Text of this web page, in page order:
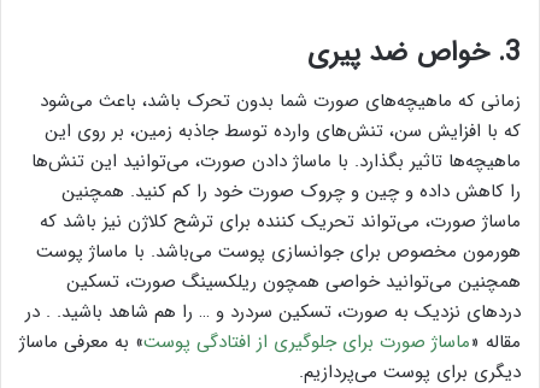
3. خواص ضد پیری
زمانی که ماهیچه‌های صورت شما بدون تحرک باشد، باعث می‌شود
که با افزایش سن، تنش‌های وارده توسط جاذبه زمین، بر روی این
ماهیچه‌ها تاثیر بگذارد. با ماساژ دادن صورت، می‌توانید این تنش‌ها
را کاهش داده و چین و چروک صورت خود را کم کنید. همچنین
ماساژ صورت، می‌تواند تحریک کننده برای ترشح کلاژن نیز باشد که
هورمون مخصوص برای جوانسازی پوست می‌باشد. با ماساژ پوست
همچنین می‌توانید خواصی همچون ریلکسینگ صورت، تسکین
درد‌های نزدیک به صورت، تسکین سردرد و … را هم شاهد باشید. . در
مقاله «ماساژ صورت برای جلوگیری از افتادگی پوست» به معرفی ماساژ
دیگری برای پوست می‌پردازیم.